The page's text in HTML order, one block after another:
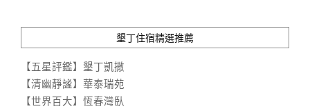
墾丁住宿精選推薦
【五星評鑑】墾丁凱撒
【清幽靜謐】華泰瑞苑
【世界百大】恆春灣臥